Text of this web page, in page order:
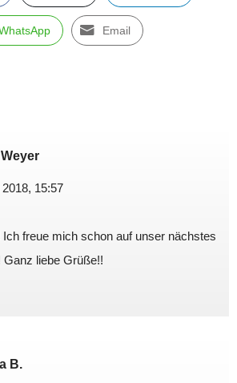
Email
15:57
Ich freue mich schon auf unser nächstes
Ganz liebe Grüße!!
B.